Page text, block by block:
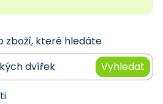
zboží, které hledáte
Vyhledat